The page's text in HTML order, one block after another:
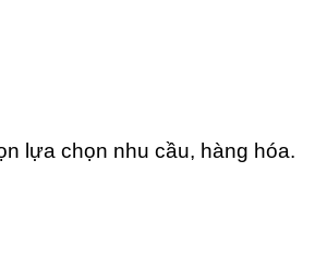
lựa chọn nhu cầu, hàng hóa.